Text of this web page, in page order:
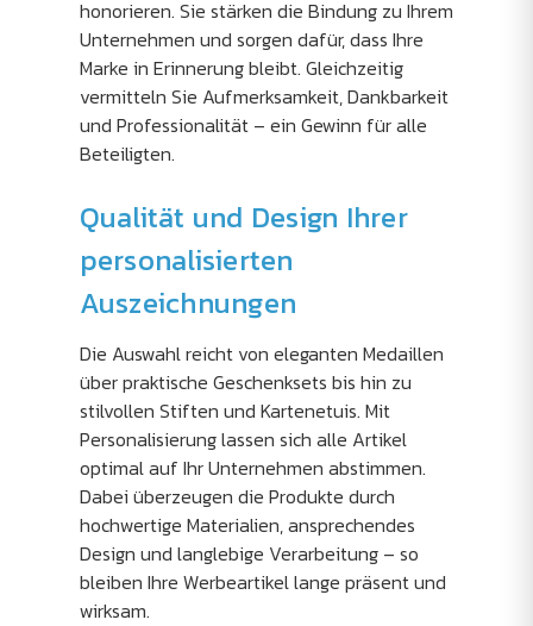
honorieren. Sie stärken die Bindung zu Ihrem
Unternehmen und sorgen dafür, dass Ihre
Marke in Erinnerung bleibt. Gleichzeitig
vermitteln Sie Aufmerksamkeit, Dankbarkeit
und Professionalität – ein Gewinn für alle
Beteiligten.
Qualität und Design Ihrer
personalisierten
Auszeichnungen
Die Auswahl reicht von eleganten Medaillen
über praktische Geschenksets bis hin zu
stilvollen Stiften und Kartenetuis. Mit
Personalisierung lassen sich alle Artikel
optimal auf Ihr Unternehmen abstimmen.
Dabei überzeugen die Produkte durch
hochwertige Materialien, ansprechendes
Design und langlebige Verarbeitung – so
bleiben Ihre Werbeartikel lange präsent und
wirksam.